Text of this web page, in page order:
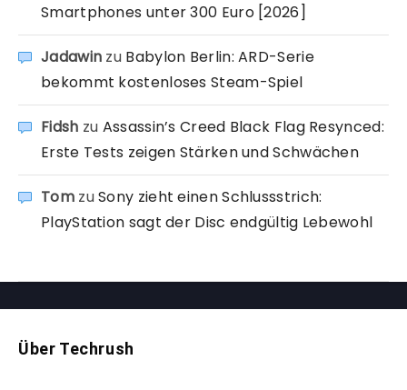
Smartphones unter 300 Euro [2026]
Jadawin zu Babylon Berlin: ARD-Serie
bekommt kostenloses Steam-Spiel
Fidsh zu Assassin’s Creed Black Flag Resynced:
Erste Tests zeigen Stärken und Schwächen
TomzuSony zieht einen Schlussstrich:
PlayStation sagt der Disc endgültig Lebewohl
Über Techrush